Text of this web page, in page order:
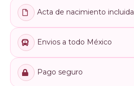
Acta de nacimiento incluida
Envios a todo México
Pago seguro